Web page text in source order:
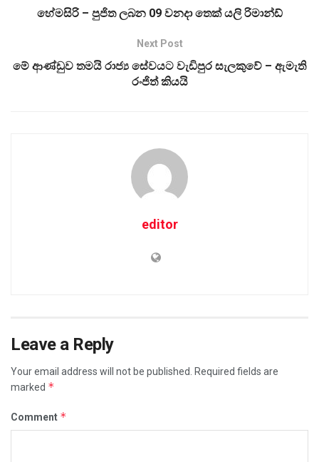
හේමසිරි – පුජිත ලබන 09 වනදා තෙක් යලි රිමාන්ඩ්
Next Post
මේ ආණ්ඩුව තමයි රාජ්‍ය සේවයට වැඩිපුර සැලකුවේ – ඇමැති
රංජිත් කියයි
editor
Leave a Reply
Your email address will not be published.
Required fields are
marked *
Comment *